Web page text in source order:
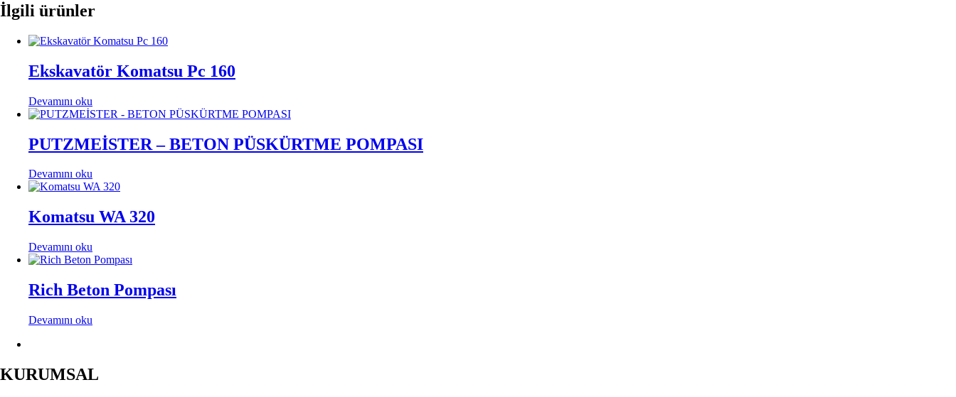
İlgili ürünler
Ekskavatör Komatsu Pc 160
Devamını oku
PUTZMEİSTER – BETON PÜSKÜRTME POMPASI
Devamını oku
Komatsu WA 320
Devamını oku
Rich Beton Pompası
Devamını oku
KURUMSAL